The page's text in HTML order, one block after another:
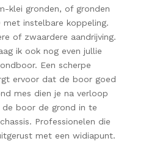
klei gronden, of gronden
instelbare koppeling.
of zwaardere aandrijving.
ik ook nog even jullie
Een scherpe
ervoor dat de boor goed
mes dien je na verloop
boor de grond in te
Professionelen die
met een widiapunt.